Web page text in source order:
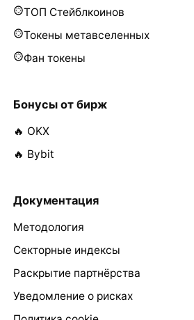
ТОП Стейблкоинов
Токены метавселенных
Фан токены
Бонусы от бирж
🔥 OKX
🔥 Bybit
Документация
Методология
Секторные индексы
Раскрытие партнёрства
Уведомление о рисках